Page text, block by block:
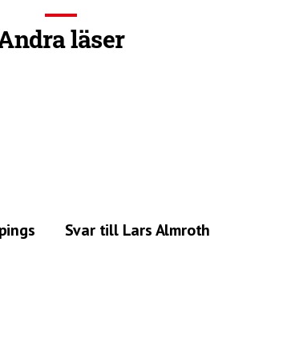
läser
Svar till Lars Almroth